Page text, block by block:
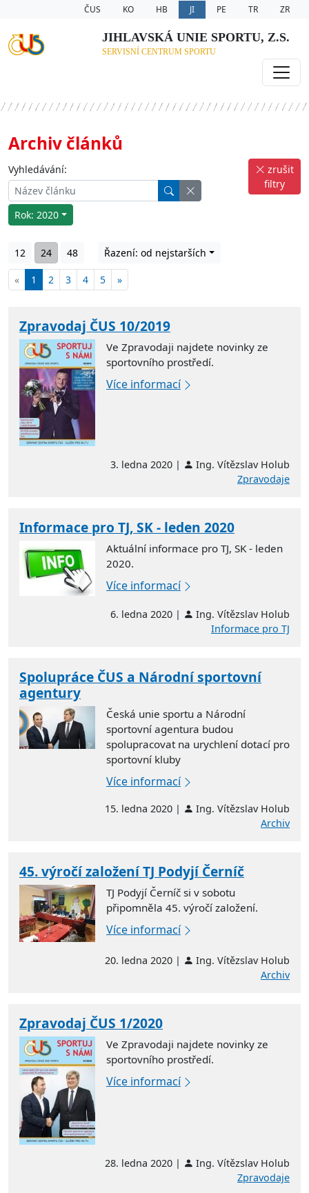
ČUS KO HB JI PE TR ZR
JIHLAVSKÁ UNIE SPORTU, Z.S.
SERVISNÍ CENTRUM SPORTU
Archiv článků
Vyhledávání:
Rok: 2020
zrušit
filtry
12 24 48 Řazení: od nejstarších
« 1 2 3 4 5 »
Zpravodaj ČUS 10/2019
Ve Zpravodaji najdete novinky ze
sportovního prostředí.
Více informací
3. ledna 2020 |
Ing. Vítězslav Holub
Zpravodaje
Informace pro TJ, SK - leden 2020
Aktuální informace pro TJ, SK - leden
2020.
Více informací
6. ledna 2020 |
Ing. Vítězslav Holub
Informace pro TJ
Spolupráce ČUS a Národní sportovní
agentury
Česká unie sportu a Národní
sportovní agentura budou
spolupracovat na urychlení dotací pro
sportovní kluby
Více informací
15. ledna 2020 |
Ing. Vítězslav Holub
Archiv
45. výročí založení TJ Podyjí Černíč
TJ Podyjí Černíč si v sobotu
připomněla 45. výročí založení.
Více informací
20. ledna 2020 |
Ing. Vítězslav Holub
Archiv
Zpravodaj ČUS 1/2020
Ve Zpravodaji najdete novinky ze
sportovního prostředí.
Více informací
28. ledna 2020 |
Ing. Vítězslav Holub
Zpravodaje